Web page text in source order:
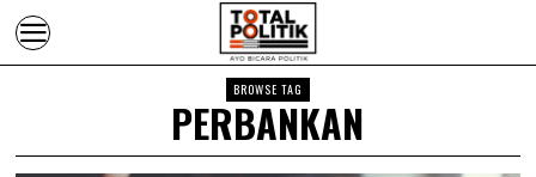
BROWSE TAG
PERBANKAN